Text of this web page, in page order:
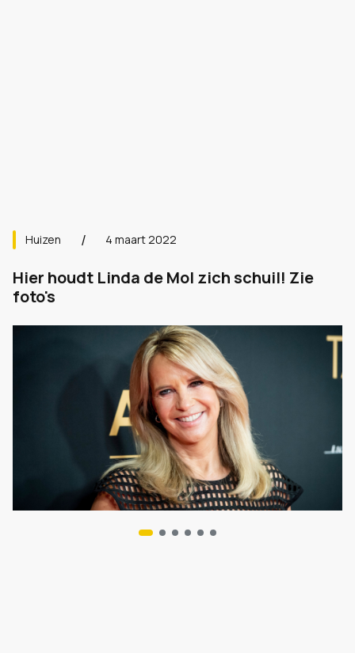
Huizen 4 maart 2022
Hier houdt Linda de Mol zich schuil! Zie
foto's